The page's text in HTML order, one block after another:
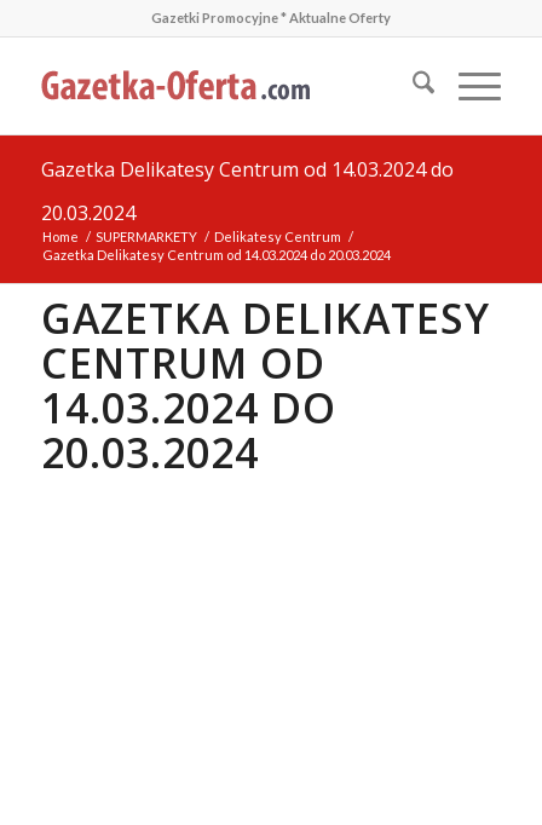
Gazetki Promocyjne * Aktualne Oferty
Gazetka Delikatesy Centrum od 14.03.2024 do
20.03.2024
Home / SUPERMARKETY / Delikatesy Centrum /
Gazetka Delikatesy Centrum od 14.03.2024 do 20.03.2024
GAZETKA DELIKATESY
CENTRUM OD
14.03.2024 DO
20.03.2024